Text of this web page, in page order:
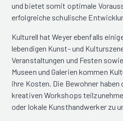
und bietet somit optimale
erfolgreiche schulische
Kulturell hat Weyer ebenfalls
lebendigen Kunst- und
Veranstaltungen und Festen
Museen und Galerien kommen
ihre Kosten. Die Bewohner haben
kreativen Workshops
oder lokale Kunsthandwerker zu